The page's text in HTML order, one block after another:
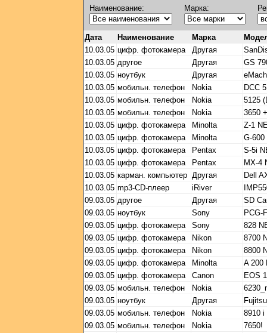
Наименование: Марка:
Дата Наименование Марка
10.03.05 цифр. фотокамера Другая
10.03.05 другое Другая
GS
10.03.05 ноутбук Другая
10.03.05 мобильн. телефон Nokia
DCC
10.03.05 мобильн. телефон Nokia
5125
10.03.05 мобильн. телефон Nokia
3650
10.03.05 цифр. фотокамера Minolta
Z-1
10.03.05 цифр. фотокамера Minolta
G-600
10.03.05 цифр. фотокамера Pentax
S-5i
10.03.05 цифр. фотокамера Pentax
MX-4
10.03.05 карман. компьютер Другая
Dell
10.03.05 mp3-CD-плеер iRiver
09.03.05 другое Другая
SD
09.03.05 ноутбук Sony
PCG-
09.03.05 цифр. фотокамера Sony
828
09.03.05 цифр. фотокамера Nikon
8700
09.03.05 цифр. фотокамера Nikon
8800
09.03.05 цифр. фотокамера Minolta
A 200
09.03.05 цифр. фотокамера Canon
EOS
09.03.05 мобильн. телефон Nokia
09.03.05 ноутбук Другая
09.03.05 мобильн. телефон Nokia
8910 i
09.03.05 мобильн. телефон Nokia
7650!